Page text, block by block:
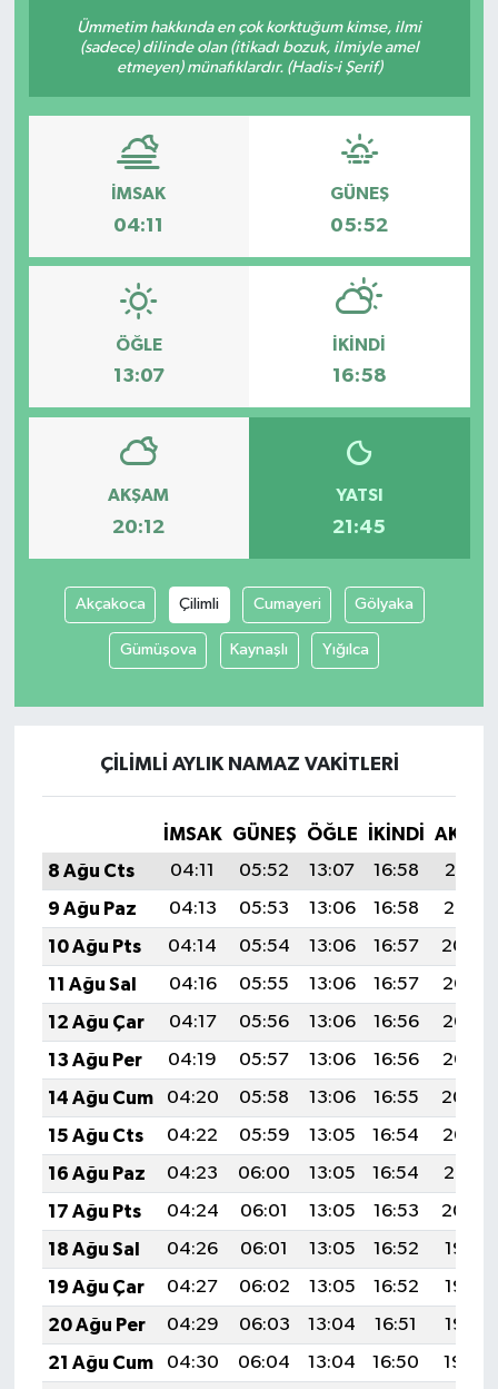
Ümmetim hakkında en çok korktuğum kimse, ilmi
(sadece) dilinde olan (itikadı bozuk, ilmiyle amel
etmeyen) münafıklardır. (Hadis-i Şerif)
İMSAK
04:11
GÜNEŞ
05:52
ÖĞLE
13:07
İKINDI
16:58
AKŞAM
20:12
YATSI
21:45
Akçakoca Çilimli Cumayeri Gölyaka
Gümüşova Kaynaşlı Yığılca
ÇILIMLI AYLIK NAMAZ VAKITLERI
İMSAK GÜNEŞ ÖĞLE İKINDI
8 Ağu Cts
04:11 05:52 13:07 16:58
20:12
9 Ağu Paz
04:13 05:53 13:06 16:58
20:10
10 Ağu Pts
04:14 05:54 13:06 16:57
20:09
11 Ağu Sal
04:16 05:55 13:06 16:57
20:08
12 Ağu Çar
04:17 05:56 13:06 16:56
20:06
13 Ağu Per
04:19 05:57 13:06 16:56
20:05
14 Ağu Cum
04:20 05:58 13:06 16:55
20:04
15 Ağu Cts
04:22 05:59 13:05 16:54
20:02
16 Ağu Paz
04:23 06:00 13:05 16:54
20:01
17 Ağu Pts
04:24 06:01 13:05 16:53
20:00
18 Ağu Sal
04:26 06:01 13:05 16:52
19:58
19 Ağu Çar
04:27 06:02 13:05 16:52
19:57
20 Ağu Per
04:29 06:03 13:04 16:51
19:55
21 Ağu Cum
04:30 06:04 13:04 16:50
19:54